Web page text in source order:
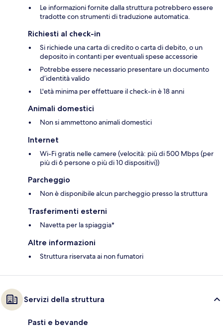
Le informazioni fornite dalla struttura potrebbero essere
tradotte con strumenti di traduzione automatica.
Richiesti al check-in
Si richiede una carta di credito o carta di debito, o un
deposito in contanti per eventuali spese accessorie
Potrebbe essere necessario presentare un documento
d’identità valido
L'età minima per effettuare il check-in è 18 anni
Animali domestici
Non si ammettono animali domestici
Internet
Wi-Fi gratis nelle camere (velocità: più di 500 Mbps (per
più di 6 persone o più di 10 dispositivi))
Parcheggio
Non è disponibile alcun parcheggio presso la struttura
Trasferimenti esterni
Navetta per la spiaggia*
Altre informazioni
Struttura riservata ai non fumatori
Servizi della struttura
Pasti e bevande